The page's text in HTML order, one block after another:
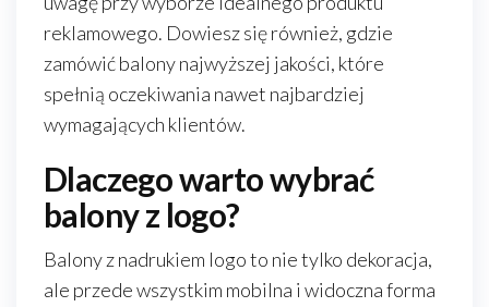
reklamowego. Dowiesz się również, gdzie
zamówić balony najwyższej jakości, które
spełnią oczekiwania nawet najbardziej
wymagających klientów.
Dlaczego warto wybrać
balony z logo?
Balony z nadrukiem logo to nie tylko dekoracja,
ale przede wszystkim mobilna i widoczna forma